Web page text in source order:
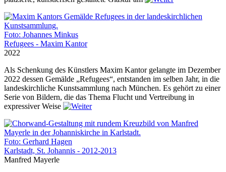
Foto: Johannes Minkus
Refugees - Maxim Kantor
2022
Als Schenkung des Künstlers Maxim Kantor gelangte im Dezember
2022 dessen Gemälde „Refugees“, entstanden im selben Jahr, in die
landeskirchliche Kunstsammlung nach München. Es gehört zu einer
Serie von Bildern, die das Thema Flucht und Vertreibung in
expressiver Weise
Foto: Gerhard Hagen
Karlstadt, St. Johannis - 2012-2013
Manfred Mayerle